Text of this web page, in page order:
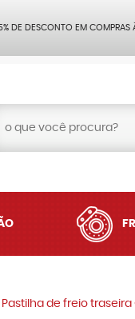
DE DESCONTO EM COMPRAS
Pastilha de freio traseira